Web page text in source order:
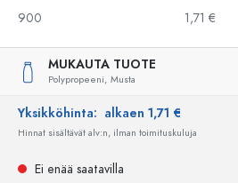
900
1,71 €
MUKAUTA TUOTE
Polypropeeni, Musta
Yksikköhinta: alkaen 1,71 €
Hinnat sisältävät alv:n, ilman toimituskuluja
Ei enää saatavilla